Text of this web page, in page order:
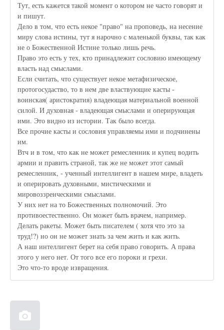
Тут, есть кажется такой момент о котором не часто говорят и
и пишут.
Дело в том, что есть некое "право" на проповедь, на несение
миру слова истины, тут я нарочно с маленькой буквы, так как
не о Божественной Истине только лишь речь.
Право это есть у тех, кто принадлежит сословию имеющему
власть над смыслами.
Если считать, что существует некое метафизическое,
протогосудаство, то в нем две властвующие касты -
воинская( аристократия) владеющая материальной военной
силой. И духовная - владеющая смыслами и оперирующая
ими. Это видно из истории. Так было всегда.
Все прочие касты и сословия управляемы ими и подчинены
им.
Втч и в том, что как не может ремесленник и купец водить
армии и править страной, так же не может этот самый
ремесленник, - ученный интеллигент в нашем мире, владеть
и оперировать духовными, мистическими и
мировоззренческими смыслами.
У них нет на то Божественных полномочий. Это
противоестественно. Он может быть врачем, например.
Делать ракеты. Может быть писателем ( хотя что это за
труд!?) но он не может знать за чем жить и как жить.
А наш интеллигент берет на себя право говорить. А права
этого у него нет. От того все его пороки и грехи.
Это что-то вроде извращения.